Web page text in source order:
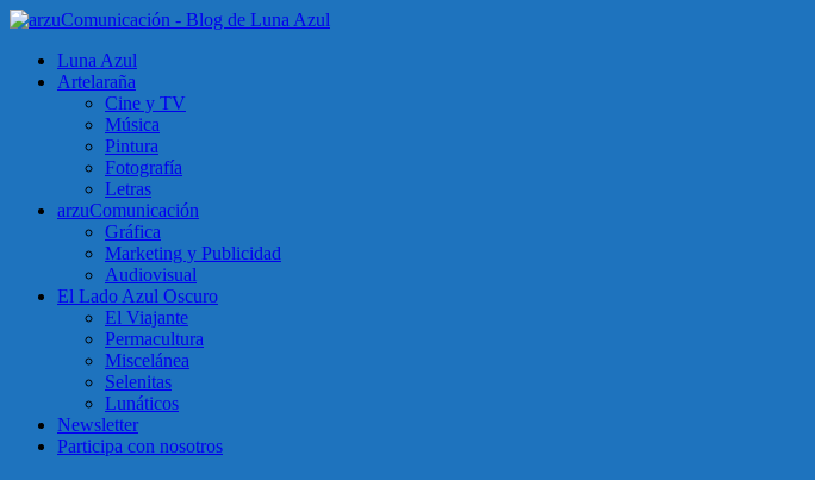
Luna Azul
Artelaraña
Cine y TV
Música
Pintura
Fotografía
Letras
arzuComunicación
Gráfica
Marketing y Publicidad
Audiovisual
El Lado Azul Oscuro
El Viajante
Permacultura
Miscelánea
Selenitas
Lunáticos
Newsletter
Participa con nosotros